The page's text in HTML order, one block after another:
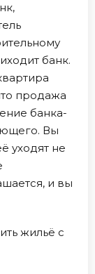
банк.
продажа
банка-
Вы
уходят не
и вы
жильё с